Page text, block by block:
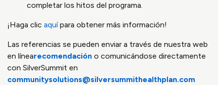
completar los hitos del programa.
¡Haga clic aquípara obtener más información!
Las referencias se pueden enviar a través de nuestra web
en línearecomendación o comunicándose directamente
con SilverSummit en
communitysolutions@silversummithealthplan.com